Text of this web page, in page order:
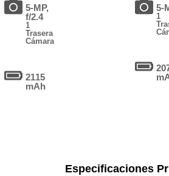
5-MP,
f/2.4
1
Trasera
Cámara
2115
mAh
5-
1
Especificaciones